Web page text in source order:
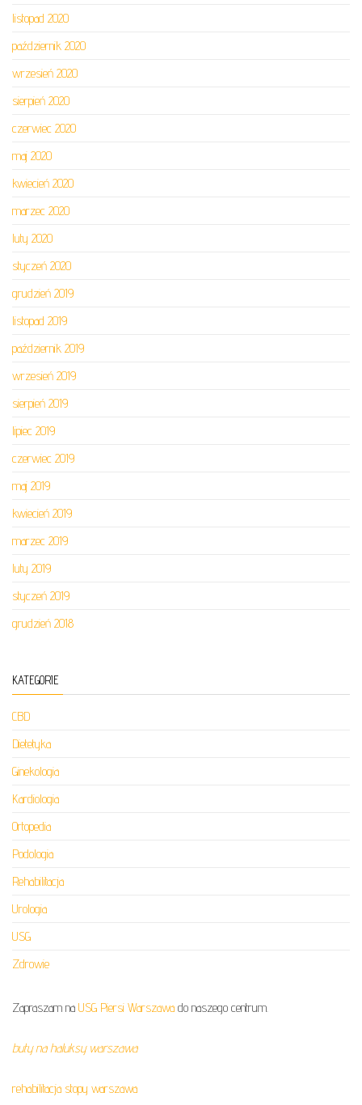
listopad 2020
październik 2020
wrzesień 2020
sierpień 2020
czerwiec 2020
maj 2020
kwiecień 2020
marzec 2020
luty 2020
styczeń 2020
grudzień 2019
listopad 2019
październik 2019
wrzesień 2019
sierpień 2019
lipiec 2019
czerwiec 2019
maj 2019
kwiecień 2019
marzec 2019
luty 2019
styczeń 2019
grudzień 2018
KATEGORIE
CBD
Dietetyka
Ginekologia
Kardiologia
Ortopedia
Podologia
Rehabilitacja
Urologia
USG
Zdrowie
Zapraszam na USG Piersi Warszawa do naszego centrum.
buty na haluksy warszawa
rehabilitacja stopy warszawa